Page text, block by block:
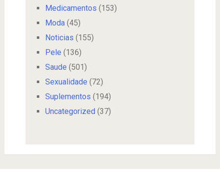
Medicamentos (153)
Moda(45)
Noticias (155)
Pele (136)
Saude (501)
Sexualidade (72)
Suplementos (194)
Uncategorized (37)